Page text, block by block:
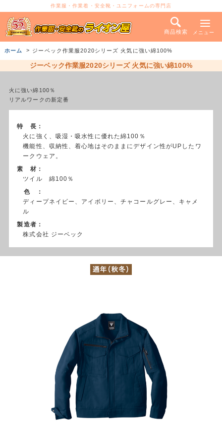
作業服・作業着・安全靴・ユニフォームの専門店
商品検索 メニュー
ホーム ジーベック作業服2020シリーズ 火気に強い綿100%
ジーベック作業服2020シリーズ 火気に強い綿100%
火に強い綿100％
リアルワークの新定番
特 長：
火に強く、吸湿・吸水性に優れた綿100％
機能性、収納性、着心地はそのままにデザイン性がUPしたワ
ークウェア。
素 材：
ツイル 綿100％
色 ：
ディープネイビー、アイボリー、チャコールグレー、キャメ
ル
製造者：
株式会社 ジーベック